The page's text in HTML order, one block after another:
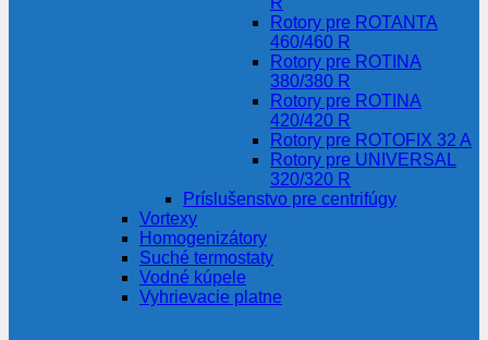
Rotory pre ROTANTA
460/460 R
Rotory pre ROTINA
380/380 R
Rotory pre ROTINA
420/420 R
Rotory pre ROTOFIX 32 A
Rotory pre UNIVERSAL
320/320 R
Príslušenstvo pre centrifúgy
Vortexy
Homogenizátory
Suché termostaty
Vodné kúpele
Vyhrievacie platne